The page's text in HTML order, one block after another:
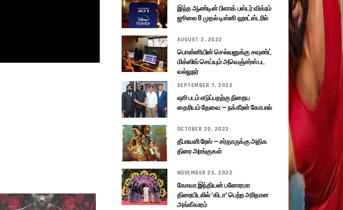
இந்த ஆண்டின் பிளாக் பஸ்டர் விக்ரம்
ஜூலை 8 முதல் டிஸ்னி ஹாட்ஸ்டரில்
AUGUST 2, 2022
பொன்னியின் செல்வனுக்கு சவுண்ட்
மிக்ஸிங் செய்யும் அவெஞ்சர்ஸ் பட
வல்லுநர்
SEPTEMBER 7, 2022
ஷூ படம் எடுப்பதற்கு நிறைய
தைரியம் தேவை – நக்கீரன் கோபால்
OCTOBER 20, 2022
தீபாவளி ரேஸ் – சர்தாருக்கு அதிக
திரை அரங்குகள்
NOVEMBER 25, 2022
கோவா இந்தியன் பனோரமா
திரையிடலில் ‘கிடா’ பெற்ற அரிதான
அங்கீகாரம்